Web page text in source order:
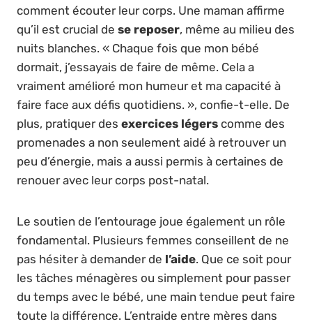
comment écouter leur corps. Une maman affirme
qu’il est crucial de se reposer, même au milieu des
nuits blanches. « Chaque fois que mon bébé
dormait, j’essayais de faire de même. Cela a
vraiment amélioré mon humeur et ma capacité à
faire face aux défis quotidiens. », confie-t-elle. De
plus, pratiquer des exercices légers comme des
promenades a non seulement aidé à retrouver un
peu d’énergie, mais a aussi permis à certaines de
renouer avec leur corps post-natal.
Le soutien de l’entourage joue également un rôle
fondamental. Plusieurs femmes conseillent de ne
pas hésiter à demander de l’aide. Que ce soit pour
les tâches ménagères ou simplement pour passer
du temps avec le bébé, une main tendue peut faire
toute la différence. L’entraide entre mères dans